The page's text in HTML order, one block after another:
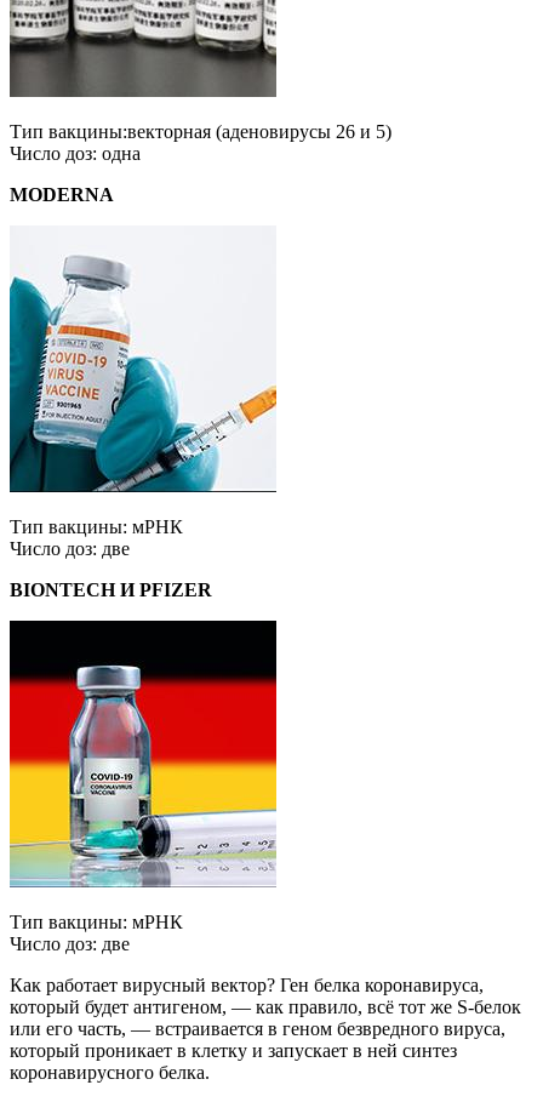
Тип вакцины:векторная (аденовирусы 26 и 5)
Число доз: одна
MODERNA
Тип вакцины: мРНК
Число доз: две
BIONTECH И PFIZER
Тип вакцины: мРНК
Число доз: две
Как работает вирусный вектор? Ген белка коронавируса,
который будет антигеном, — как правило, всё тот же S-белок
или его часть, — встраивается в геном безвредного вируса,
который проникает в клетку и запускает в ней синтез
коронавирусного белка.